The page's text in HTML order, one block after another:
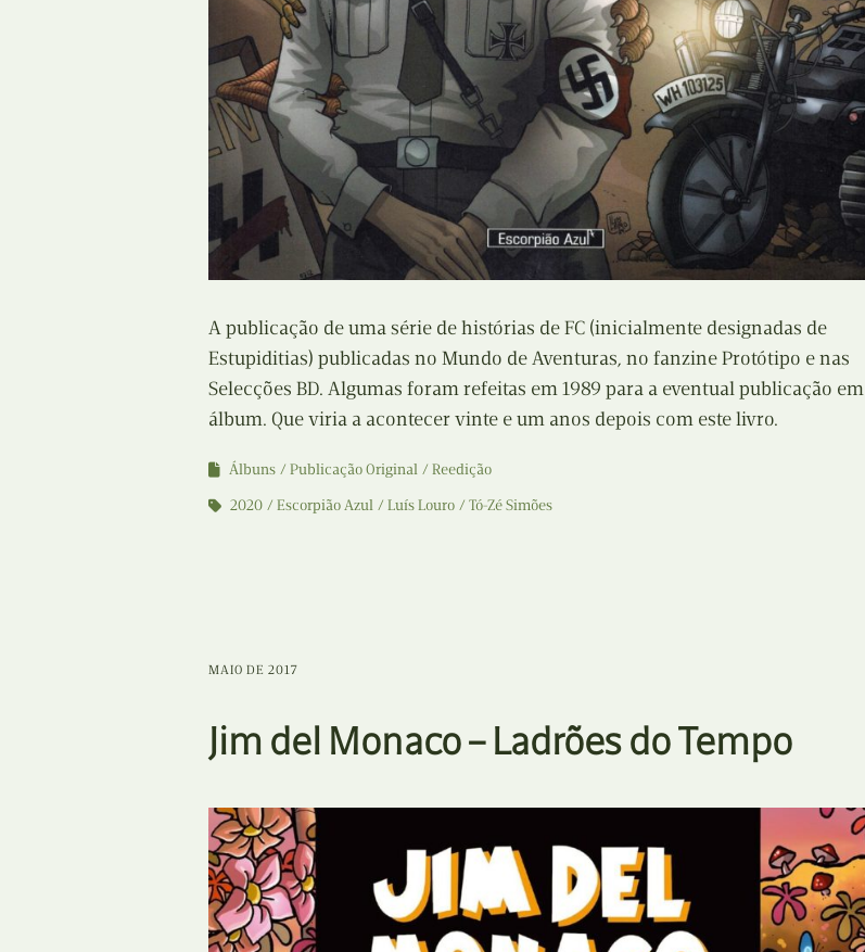
Prémios
Programas e Catálogos
Publicações em periódicos
Recolha
Reedição
Tertúlias
Web BD
A publicação de uma série de histórias de FC (inicialmente designadas de
Estupiditias) publicadas no Mundo de Aventuras, no fanzine Protótipo e nas
Selecções BD. Algumas foram refeitas em 1989 para a eventual publicação em
álbum. Que viria a acontecer vinte e um anos depois com este livro.
Álbuns Publicação Original
Reedição
2020
Escorpião Azul Luís Louro Tó-Zé Simões
MAIO DE 2017
Jim del Monaco – Ladrões do Tempo